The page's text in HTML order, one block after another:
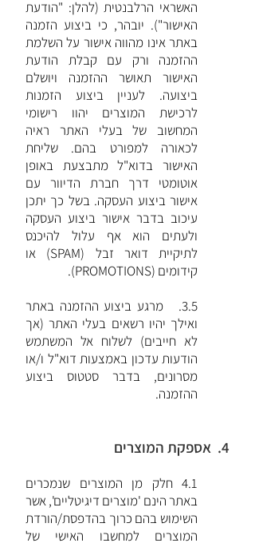
האשראי הרלבנטית (להלן: "הודעת
האישור"). יובהר, כי ביצוע הזמנה
באתר אינו מהווה אישור על השלמת
ההזמנה ורק עם קבלת הודעת
האישור תאושר ההזמנה ויושלם
ביצועה. לעניין ביצוע הזמנות
לרכישת המוצרים יהוו רישומי
המחשוב של בעלי האתר ראיה
לכאורה למפורט בהם. שליחת
האישור בדוא"ל מתבצעת באופן
אוטומטי דרך חברת הדיוור עם
אישור ביצוע העסקה. בשל כך יתכן
עיכוב בדבר אישור ביצוע העסקה
ולעתים הוא אף עלול להיכנס
לתיקיית דואר זבל (SPAM) או
קידומים (PROMOTIONS).
3.5. מרגע ביצוע ההזמנה באתר
ואילך יהיו רשאים בעלי האתר (אך
לא חייבים) לשלוח אל המשתמש
הודעות עדכון באמצעות דוא"ל ו/או
מסרונים, בדבר סטטוס ביצוע
ההזמנה.
4. אספקת המוצרים
4.1 חלק מן המוצרים שנמכרים
באתר הינם 'מוצרים דיגיטליים', אשר
השימוש בהם כרוך בהדפסת/הורדת
המוצרים למחשבו האישי של